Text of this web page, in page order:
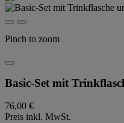
Pinch to zoom
Basic-Set mit
76,00 €
Preis inkl. MwSt.